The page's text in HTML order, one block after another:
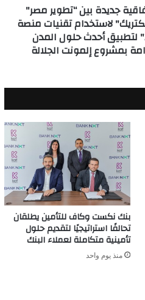
جديدة بين “تطوير مصر"
لاستخدام تقنيات منصة
"AVEVA" لتطبيق أحدث حلول المدن
بمشروع إلمونت الجلالة
بنك نكست وكاف للتأمين يطلقان
تحالفًا استراتيجيًا لتقديم حلول
تأمينية متكاملة لعملاء البنك
منذ يوم واحد